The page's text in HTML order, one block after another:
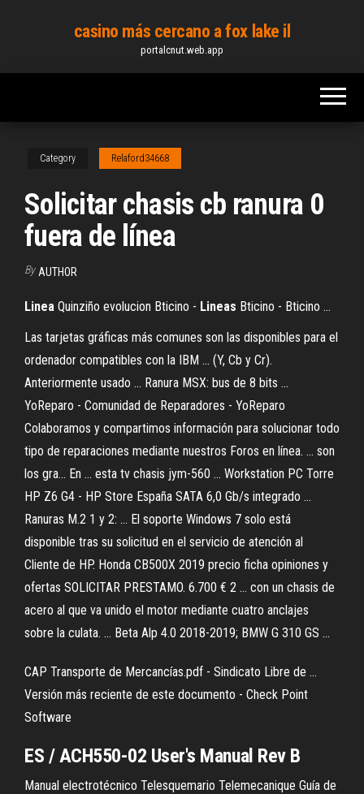
content
casino más cercano a fox lake il
portalcnut.web.app
Category Relaford34668
Solicitar chasis cb ranura 0
fuera de línea
By AUTHOR
Linea Quinziño evolucion Bticino - Lineas Bticino - Bticino ...
Las tarjetas gráficas más comunes son las disponibles para el
ordenador compatibles con la IBM ... (Y, Cb y Cr).
Anteriormente usado ... Ranura MSX: bus de 8 bits ...
YoReparo - Comunidad de Reparadores - YoReparo
Colaboramos y compartimos información para solucionar todo
tipo de reparaciones mediante nuestros Foros en línea. ... son
los gra... En ... esta tv chasis jym-560 ... Workstation PC Torre
HP Z6 G4 - HP Store España SATA 6,0 Gb/s integrado ...
Ranuras M.2 1 y 2: ... El soporte Windows 7 solo está
disponible tras su solicitud en el servicio de atención al
Cliente de HP. Honda CB500X 2019 precio ficha opiniones y
ofertas SOLICITAR PRESTAMO. 6.700 € 2 ... con un chasis de
acero al que va unido el motor mediante cuatro anclajes
sobre la culata. ... Beta Alp 4.0 2018-2019; BMW G 310 GS ...
CAP Transporte de Mercancías.pdf - Sindicato Libre de ...
Versión más reciente de este documento - Check Point
Software
ES / ACH550-02 User's Manual Rev B
Manual electrotécnico Telesquemario Telemecanique Guía de